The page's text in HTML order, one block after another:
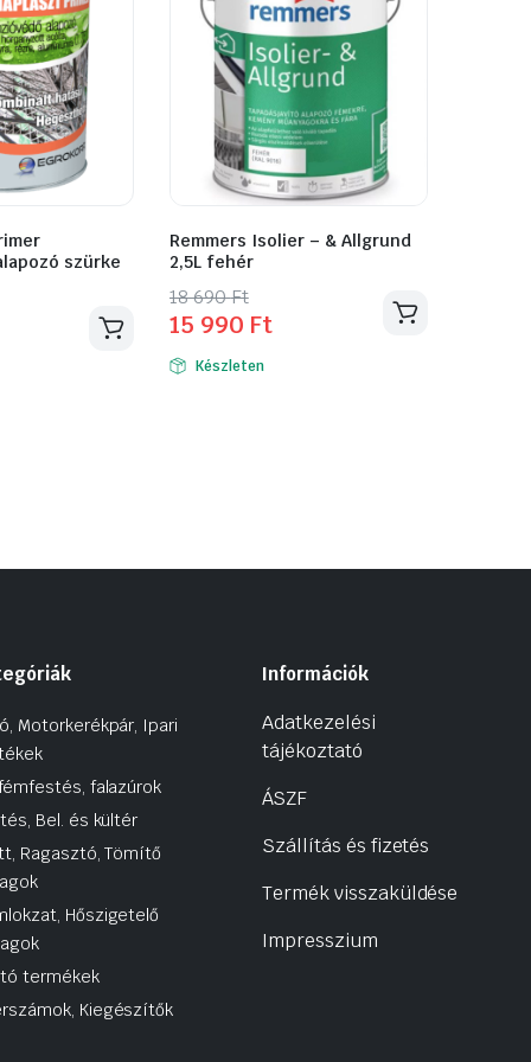
szürke
Remmers Isolier – & Allgrund
2,5L fehér
18 690Ft
Original
price
was:
15 990 Ft
Current
price
is: Készleten
Motorkerékpár, Ipari
falazúrok
Bel. és kültér
Ragasztó, Tömítő
Hőszigetelő
termékek
Kiegészítők
Információk
Adatkezelési
tájékoztató
ÁSZF
Szállítás és fizetés
Termék visszaküldése
Impresszium